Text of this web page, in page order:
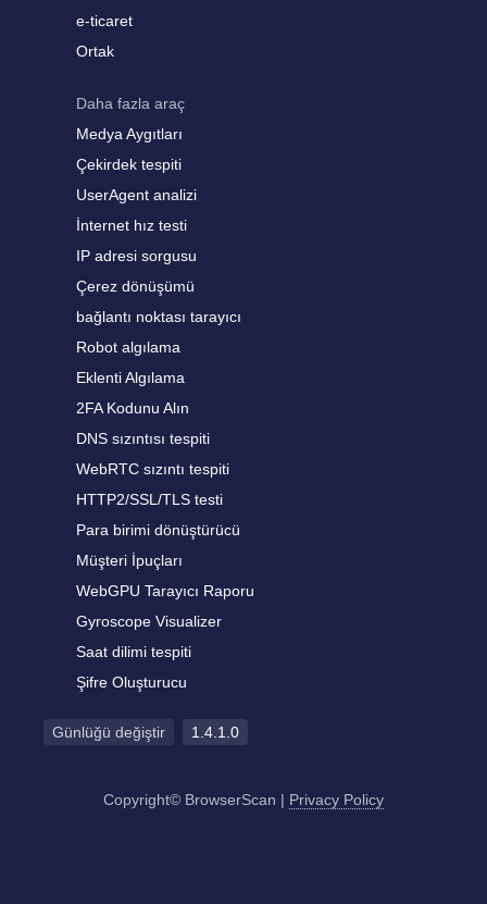
e-ticaret
Ortak
Daha fazla araç
Medya Aygıtları
Çekirdek tespiti
UserAgent analizi
İnternet hız testi
IP adresi sorgusu
Çerez dönüşümü
bağlantı noktası tarayıcı
Robot algılama
Eklenti Algılama
2FA Kodunu Alın
DNS sızıntısı tespiti
WebRTC sızıntı tespiti
HTTP2/SSL/TLS testi
Para birimi dönüştürücü
Müşteri İpuçları
WebGPU Tarayıcı Raporu
Gyroscope Visualizer
Saat dilimi tespiti
Şifre Oluşturucu
Günlüğü değiştir 1.4.1.0
Copyright© BrowserScan | Privacy Policy